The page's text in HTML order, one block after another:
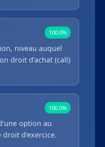
100.0%
niveau auquel
droit d’achat (call)
100.0%
option au
d’exercice.